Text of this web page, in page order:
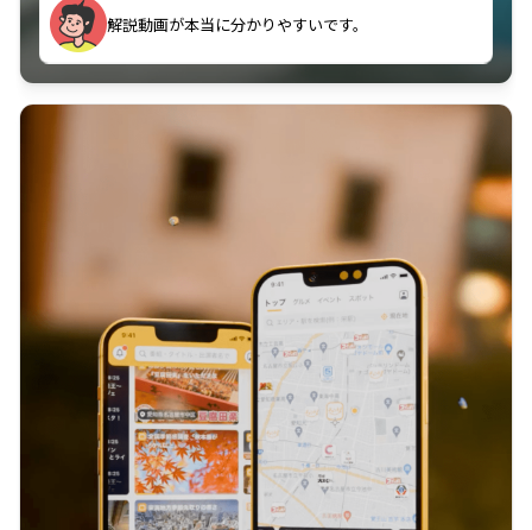
古文漢文を主に使わせていただいているが、復習する
のに非常に役立っている。
解説動画が本当に分かりやすいです。